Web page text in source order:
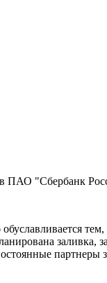
ПАО "Сбербанк
постоянные